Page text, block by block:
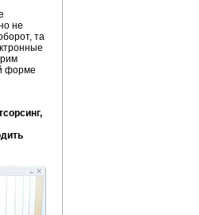
не
та
форме